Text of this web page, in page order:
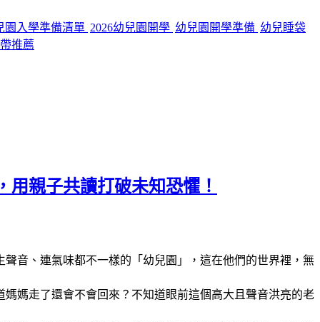
園入學準備清單 2026幼兒園開學 幼兒園開學準備 幼兒睡袋
推薦
用親子共讀打破未知恐懼！
音、連氣味都不一樣的「幼兒園」，這在他們的世界裡，無
媽走了還會不會回來？不知道眼前這個高大且聲音洪亮的老